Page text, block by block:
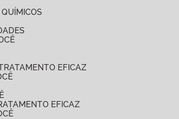
EFICAZ
EFICAZ